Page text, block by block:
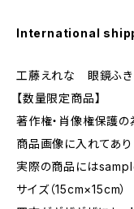
International
工藤えれな 眼鏡ふき（
【数量限定商品】
著作権・肖像権保護
商品画像に入れてあり
実際の商品には
サイズ（15cm×15cm）